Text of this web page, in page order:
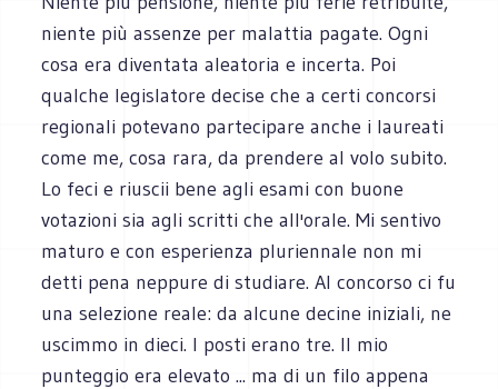
niente più assenze per malattia pagate. Ogni
cosa era diventata aleatoria e incerta. Poi
qualche legislatore decise che a certi concorsi
regionali potevano partecipare anche i laureati
come me, cosa rara, da prendere al volo subito.
Lo feci e riuscii bene agli esami con buone
votazioni sia agli scritti che all'orale. Mi sentivo
maturo e con esperienza pluriennale non mi
detti pena neppure di studiare. Al concorso ci fu
una selezione reale: da alcune decine iniziali, ne
uscimmo in dieci. I posti erano tre. Il mio
punteggio era elevato ... ma di un filo appena